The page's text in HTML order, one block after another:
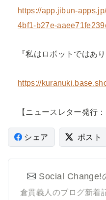
https://app.jibun-
4bf1-b27e-
『私はロボットではあ
https://
【ニュースレター発行
シェア ポスト
Social Change!
倉貫義人のブログ新着